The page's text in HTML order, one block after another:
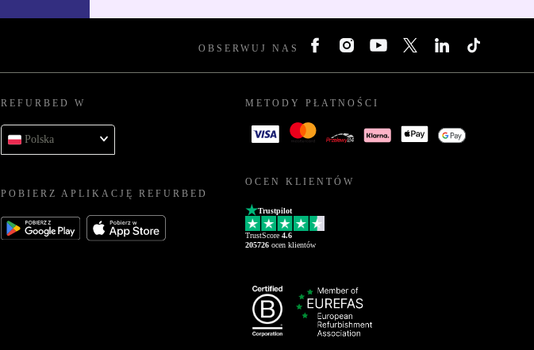
OBSERWUJ NAS
REFURBED W
Polska
POBIERZ APLIKACJĘ REFURBED
METODY PŁATNOŚCI
OCEN KLIENTÓW
Trustpilot
TrustScore 4.6
205726 ocen klientów